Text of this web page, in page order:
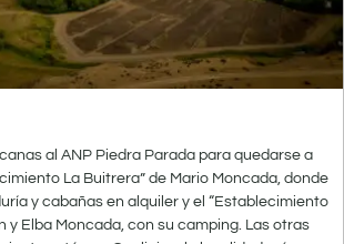
al ANP Piedra Parada para quedarse a
La Buitrera” de Mario Moncada, donde
y cabañas en alquiler y el “Establecimiento
y Elba Moncada, con su camping. Las otras